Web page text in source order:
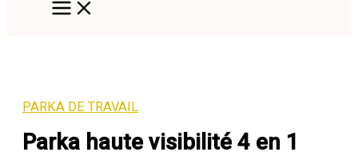
PARKA DE TRAVAIL
Parka haute visibilité 4 en 1